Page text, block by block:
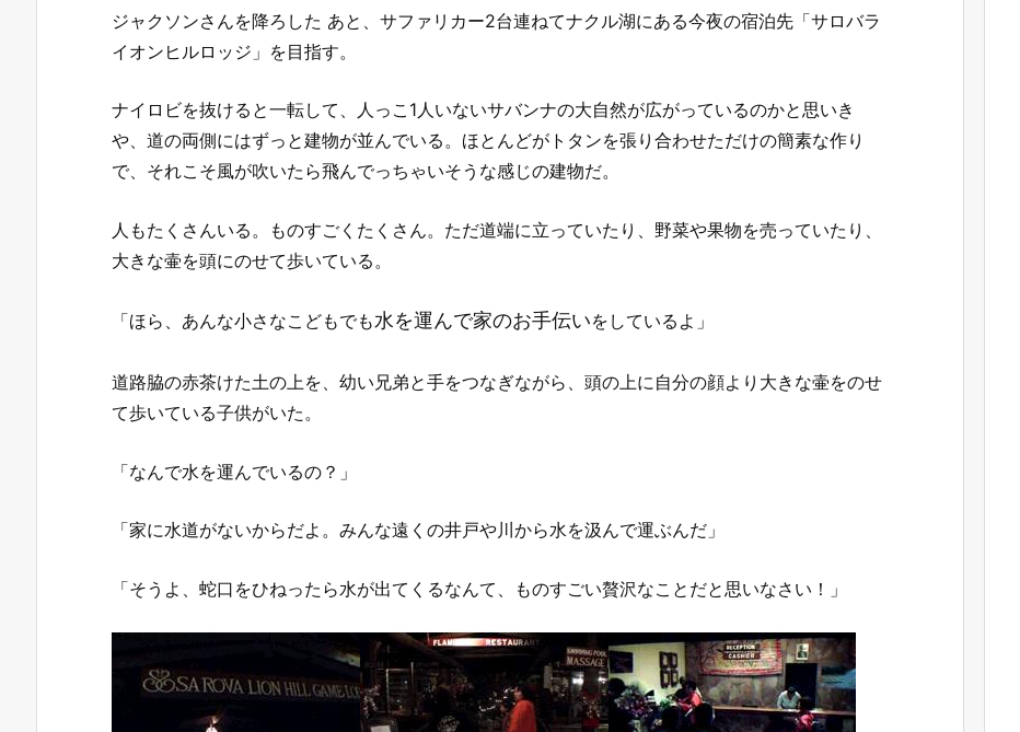
ジャクソンさんを降ろした あと、サファリカー2台連ねてナクル湖にある今夜の宿泊先「サロバラ
イオンヒルロッジ」を目指す。
ナイロビを抜けると一転して、人っこ1人いないサバンナの大自然が広がっているのかと思いき
や、道の両側にはずっと建物が並んでいる。ほとんどがトタンを張り合わせただけの簡素な作り
で、それこそ風が吹いたら飛んでっちゃいそうな感じの建物だ。
人もたくさんいる。ものすごくたくさん。ただ道端に立っていたり、野菜や果物を売っていたり、
大きな壷を頭にのせて歩いている。
「ほら、あんな小さなこどもでも水を運んで家のお手伝いをしているよ」
道路脇の赤茶けた土の上を、幼い兄弟と手をつなぎながら、頭の上に自分の顔より大きな壷をのせ
て歩いている子供がいた。
「なんで水を運んでいるの？」
「家に水道がないからだよ。みんな遠くの井戸や川から水を汲んで運ぶんだ」
「そうよ、蛇口をひねったら水が出てくるなんて、ものすごい贅沢なことだと思いなさい！」